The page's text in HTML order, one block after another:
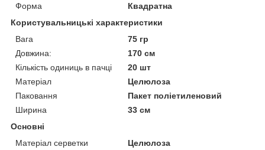
Форма
Квадратна
Користувальницькі характеристики
Вага
75 гр
Довжина:
170 см
Кількість одиниць в пачці
20 шт
Матеріал
Целюлоза
Паковання
Пакет поліетиленовий
Ширина
33 см
Основні
Матеріал серветки
Целюлоза